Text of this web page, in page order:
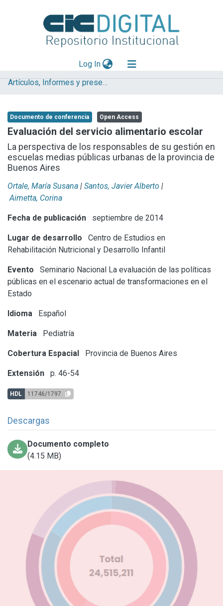
Log In(current)
Explorar
Aportar material
Statistics
Artículos, Informes y presentaciones en Congresos (CEREN)
Documento de conferencia Open Access
Evaluación del servicio alimentario escolar
La perspectiva de los responsables de su gestión en
escuelas medias públicas urbanas de la provincia de
Buenos Aires
Ortale, María Susana | Santos, Javier Alberto |
Aimetta, Corina
Fecha de publicación septiembre de 2014
Lugar de desarrollo
Centro de Estudios en
Rehabilitación Nutricional y Desarrollo Infantil
Evento
Seminario Nacional La evaluación de las políticas
públicas en el escenario actual de transformaciones en el
Estado
Idioma Español
Materia Pediatría
Cobertura Espacial Provincia de Buenos Aires
Extensión p. 46-54
HDL 11746/1797
Descargas
Documento completo
(4.15 MB)